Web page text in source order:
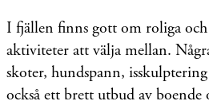
I fjällen finns gott om roliga och
aktiviteter att välja mellan.
skoter, hundspann,
också ett brett utbud av boende